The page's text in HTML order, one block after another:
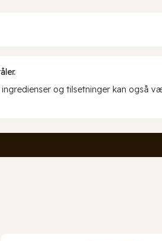
og tilsetninger kan også